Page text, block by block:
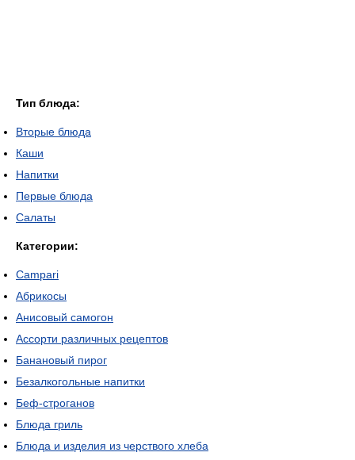
Тип блюда:
Вторые блюда
Каши
Напитки
Первые блюда
Салаты
Категории:
Campari
Абрикосы
Анисовый самогон
Ассорти различных рецептов
Банановый пирог
Безалкогольные напитки
Беф-строганов
Блюда гриль
Блюда и изделия из черствого хлеба